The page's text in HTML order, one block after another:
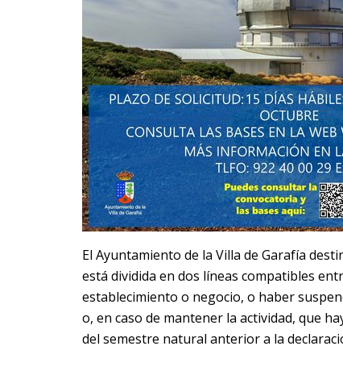
El Ayuntamiento de la Villa de Garafía
está dividida en dos líneas compatibles
establecimiento o negocio, o haber
o, en caso de mantener la actividad, que
del semestre natural anterior a la